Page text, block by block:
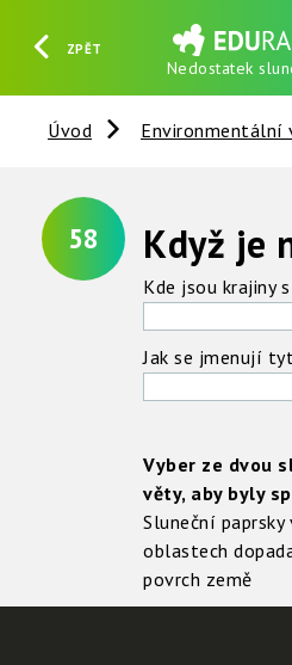
ZPĚT
Nedostatek
HLEDAT
Úvod Environmentální
58
Kde jsou krajiny
Jak se jmenují
Vyber ze dvou
věty, aby byly
Sluneční
oblastech
povrch země